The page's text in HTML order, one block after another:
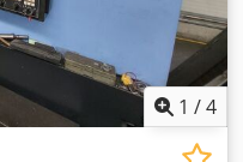
1 /4